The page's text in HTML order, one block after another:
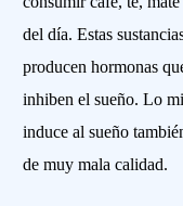
del día. Estas
producen hormonas
inhiben el sueño. Lo
induce al sueño
de muy mala calidad.